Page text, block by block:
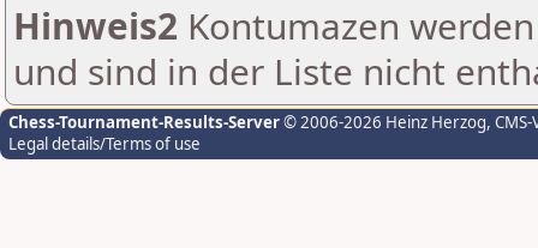
Hinweis2 Kontumazen
und sind in der Liste nicht
Chess-Tournament-Results-Server© 2006-2026 Heinz Herzog,
Legal details/Terms of use